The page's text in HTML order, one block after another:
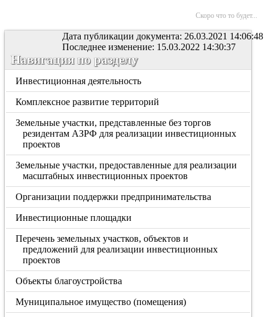
Скоро что то будет...
Дата публикации документа: 26.03.2021 14:06:48
Последнее изменение: 15.03.2022 14:30:37
Навигация по разделу
Инвестиционная деятельность
Комплексное развитие территорий
Земельные участки, представленные без торгов
резидентам АЗРФ для реализации инвестиционных
проектов
Земельные участки, предоставленные для реализации
масштабных инвестиционных проектов
Организации поддержки предпринимательства
Инвестиционные площадки
Перечень земельных участков, объектов и
предложений для реализации инвестиционных
проектов
Объекты благоустройства
Муниципальное имущество (помещения)